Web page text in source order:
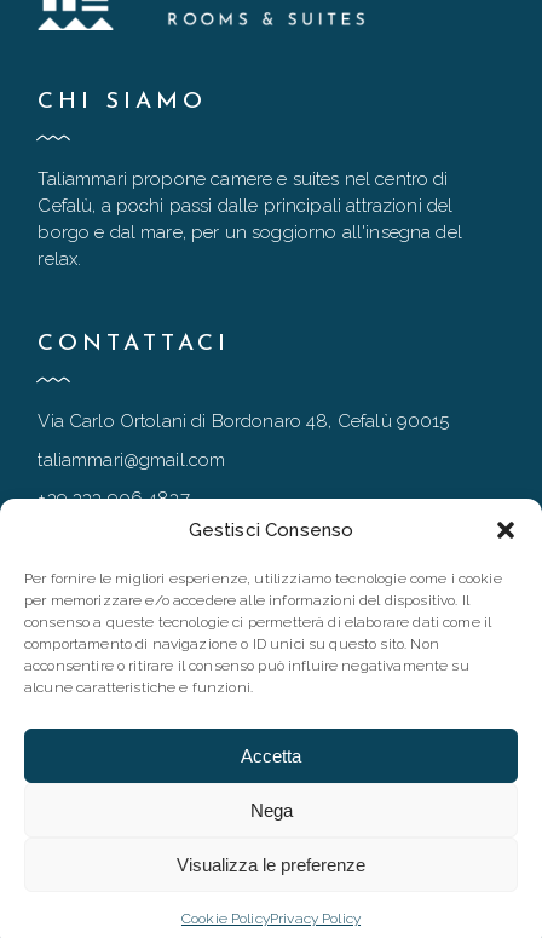
Gestisci Consenso
Per fornire le migliori esperienze, utilizziamo tecnologie come i cookie
per memorizzare e/o accedere alle informazioni del dispositivo. Il
consenso a queste tecnologie ci permetterà di elaborare dati come il
comportamento di navigazione o ID unici su questo sito. Non
acconsentire o ritirare il consenso può influire negativamente su
alcune caratteristiche e funzioni.
Accetta
Nega
Visualizza le preferenze
Cookie PolicyPrivacy Policy
CHI SIAMO
Taliammari propone camere e suites nel centro di
Cefalù, a pochi passi dalle principali attrazioni del
borgo e dal mare, per un soggiorno all'insegna del
relax.
CONTATTACI
Via Carlo Ortolani di Bordonaro 48, Cefalù 90015
taliammari@gmail.com
+39 333 906 4837
FOLLOW
©2023 Taliammari |P.IVA IT06173660827 | Designed by